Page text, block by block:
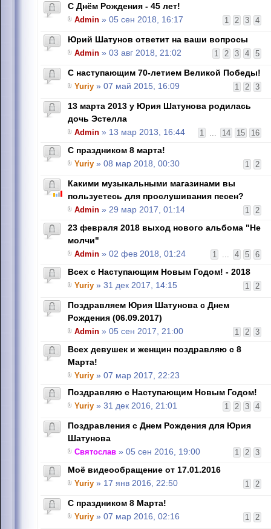
С Днём Рождения - 45 лет!
1 2 3 4
Admin » 05 сен 2018, 16:17
Юрий Шатунов ответит на ваши вопросы
1 2 3 4 5
Admin » 03 авг 2018, 21:02
С наступающим 70-летием Великой Победы!
1 2 3
Yuriy » 07 май 2015, 16:09
13 марта 2013 у Юрия Шатунова родилась
дочь Эстелла
1 ... 14 15 16
Admin » 13 мар 2013, 16:44
С праздником 8 марта!
1 2
Yuriy » 08 мар 2018, 00:30
Какими музыкальными магазинами вы
пользуетесь для прослушивания песен?
1 2
Admin » 29 мар 2017, 01:14
23 февраля 2018 выход нового альбома "Не
молчи"
1 ... 4 5 6
Admin » 02 фев 2018, 01:24
Всех с Наступающим Новым Годом! - 2018
1 2
Yuriy » 31 дек 2017, 14:15
Поздравляем Юрия Шатунова с Днем
Рождения (06.09.2017)
1 2 3
Admin » 05 сен 2017, 21:00
Всех девушек и женщин поздравляю с 8
Марта!
Yuriy » 07 мар 2017, 22:23
Поздравляю с Наступающим Новым Годом!
1 2 3 4
Yuriy » 31 дек 2016, 21:01
Поздравления с Днем Рождения для Юрия
Шатунова
1 2 3
Святослав » 05 сен 2016, 19:00
Моё видеообращение от 17.01.2016
1 2
Yuriy » 17 янв 2016, 22:50
C праздником 8 Марта!
1 2
Yuriy » 07 мар 2016, 02:16